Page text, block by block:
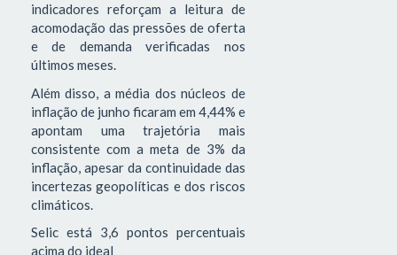
indicadores reforçam a leitura de
acomodação das pressões de oferta
e de demanda verificadas nos
últimos meses.
Além disso, a média dos núcleos de
inflação de junho ficaram em 4,44% e
apontam uma trajetória mais
consistente com a meta de 3% da
inflação, apesar da continuidade das
incertezas geopolíticas e dos riscos
climáticos.
Selic está 3,6 pontos percentuais
acima do ideal